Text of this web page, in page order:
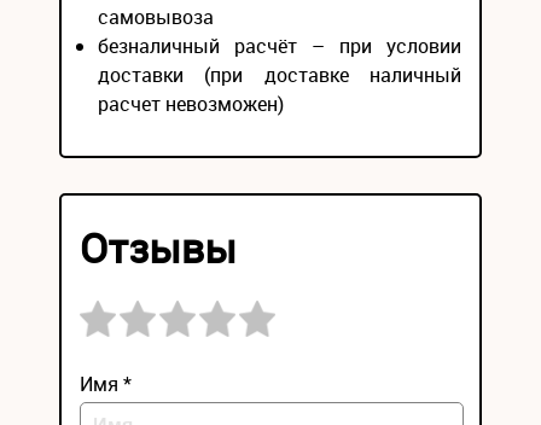
самовывоза
безналичный расчёт – при условии
доставки (при доставке наличный
расчет невозможен)
Отзывы
Имя *